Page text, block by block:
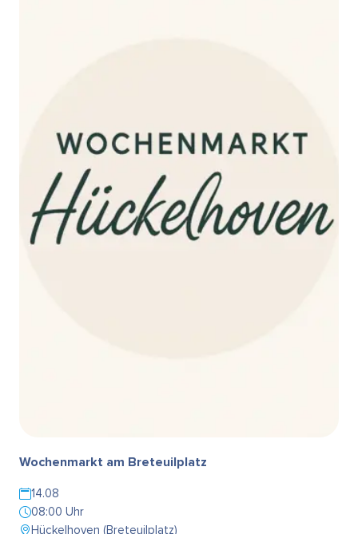
Wochenmarkt am Breteuilplatz
14.08
08:00 Uhr
Hückelhoven (Breteuilplatz)